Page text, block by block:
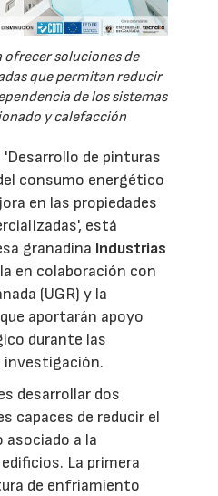
ofrecer soluciones de
que permitan reducir
de los sistemas
y calefacción
de pinturas
consumo energético
en las propiedades
está
granadina Industrias
en colaboración con
(UGR) y la
aportarán apoyo
durante las
desarrollar dos
capaces de reducir el
a la
La primera
de enfriamiento